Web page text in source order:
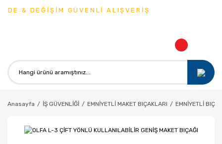
& DEĞİŞİM GÜVENLİ ALIŞVERİŞ
Anasayfa İŞ GÜVENLİĞİ EMNİYETLİ MAKET BIÇAKLARI EMNİYETLİ